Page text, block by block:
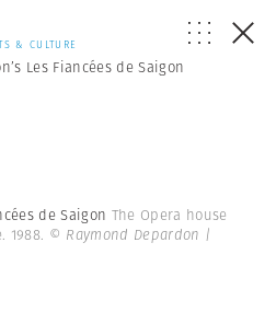
& CULTURE
Les Fiancées de Saigon
de Saigon The Opera house
1988. © Raymond Depardon |